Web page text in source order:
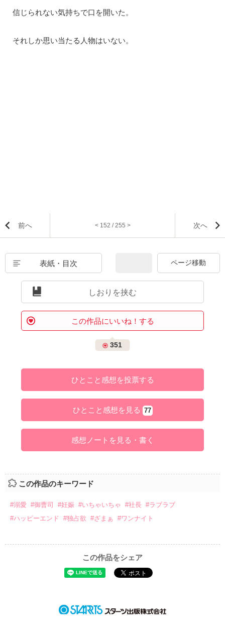
信じられない気持ちで口を開いた。
それしか思い当たる人物はいない。
前へ < 152 / 255 > 次へ
表紙・目次
しおりを挟む
この作品にいいね！する
351
ひとこと感想を投票する
ひとこと感想を見る 77
感想ノートを見る・書く
この作品のキーワード
#溺愛 #御曹司 #妊娠 #いちゃいちゃ #社長 #ラブラブ
#ハッピーエンド
#独占欲 #ざまぁ #ワンナイト
この作品をシェア